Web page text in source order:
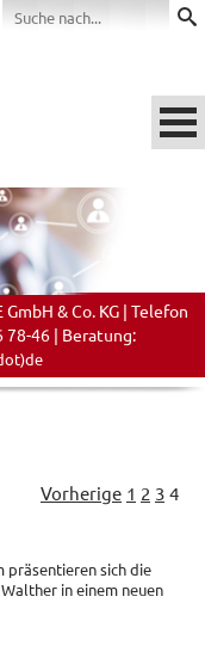
& Co. KG | Telefon
78-46 | Beratung:
Vorherige 1 2 3 4
präsentieren sich die
in einem neuen